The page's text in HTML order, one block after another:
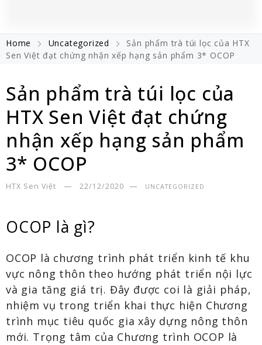
Home Uncategorized
Sản phẩm trà túi lọc của HTX
Sen Việt đạt chứng nhận xếp hạng sản phẩm 3* OCOP
Sản phẩm trà túi lọc của
HTX Sen Việt đạt chứng
nhận xếp hạng sản phẩm
3* OCOP
HTX Sen Việt 22/12/2020 UNCATEGORIZED
OCOP là gì?
OCOP là chương trình phát triển kinh tế khu
vực nông thôn theo hướng phát triển nội lực
và gia tăng giá trị. Đây được coi là giải pháp,
nhiệm vụ trong triển khai thực hiện Chương
trình mục tiêu quốc gia xây dựng nông thôn
mới. Trọng tâm của Chương trình OCOP là